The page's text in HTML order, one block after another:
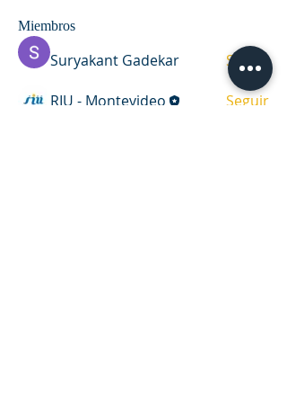
Miembros
Suryakant Gadekar Seguir
RIU - Montevideo
Seguir